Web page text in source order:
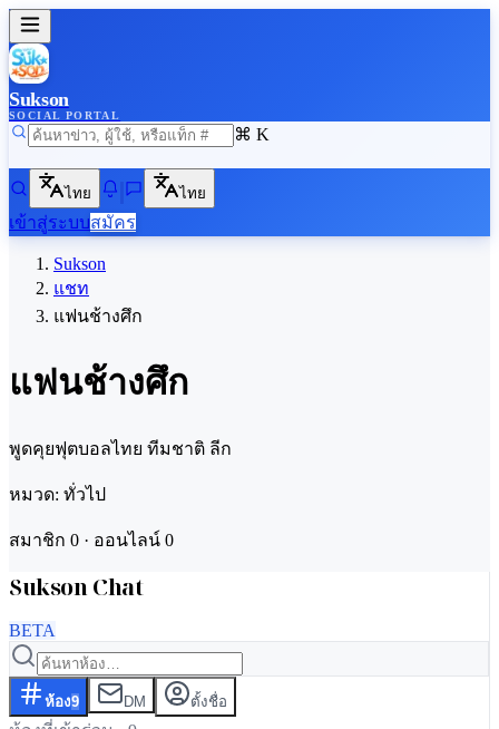
Sukson
SOCIAL PORTAL
⌘ K
ไทย ไทย
เข้าสู่ระบบสมัคร
Sukson
แชท
แฟนช้างศึก
แฟนช้างศึก
พูดคุยฟุตบอลไทย ทีมชาติ ลีก
หมวด: ทั่วไป
สมาชิก 0 · ออนไลน์ 0
Sukson Chat
BETA
ห้อง9 DM ตั้งชื่อ